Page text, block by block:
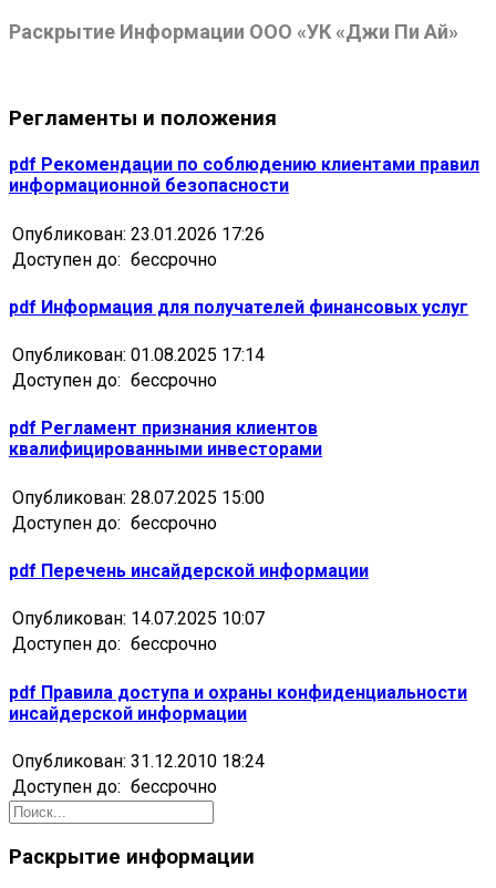
Раскрытие Информации ООО «УК «Джи Пи Ай»
Регламенты и положения
pdf Рекомендации по соблюдению клиентами правил
информационной безопасности
Опубликован: 23.01.2026 17:26
Доступен до: бессрочно
pdf Информация для получателей финансовых услуг
Опубликован: 01.08.2025 17:14
Доступен до: бессрочно
pdf Регламент признания клиентов
квалифицированными инвесторами
Опубликован: 28.07.2025 15:00
Доступен до: бессрочно
pdf Перечень инсайдерской информации
Опубликован: 14.07.2025 10:07
Доступен до: бессрочно
pdf Правила доступа и охраны конфиденциальности
инсайдерской информации
Опубликован: 31.12.2010 18:24
Доступен до: бессрочно
Раскрытие информации